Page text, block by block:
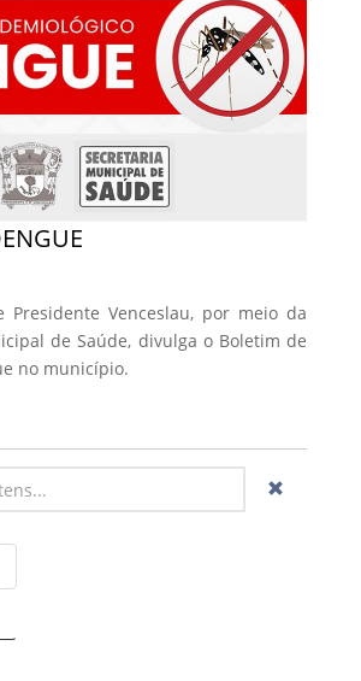
Presidente Venceslau, por meio da
de Saúde, divulga o Boletim de
no município.